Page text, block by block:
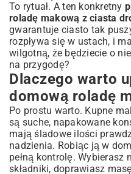
puszystości
Częste błędy i jak ich unikać
Masa Makowa – Serce
Jak przygotować idealną
Dodatki, które wzbogacą
Sekrety wilgotnej masy
Składanie, Pieczenie i
Rolady Makowej
Jak zwinąć roladę, aby się
Temperatura i czas
Lukier i inne dekoracje –
Porady i Wariacje na
To rytuał. A ten konkretny
roladę makową z ciasta
gwarantuje ciasto tak
rozpływa się w ustach, i
wilgotną, że będziecie o
na przygodę?
Dlaczego warto
domową roladę
Po prostu warto. Kupne
są suche, napakowane
mają śladowe ilości
nadzienia. Robiąc ją w
pełną kontrolę. Wybierasz
składniki, doprawiasz